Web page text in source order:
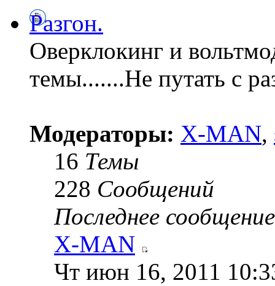
Разгон.
Оверклокинг и
темы.......Не путать с
Модераторы: X-MAN,
16 Темы
228 Сообщений
Последнее сообщение
X-MAN
Чт июн 16, 2011